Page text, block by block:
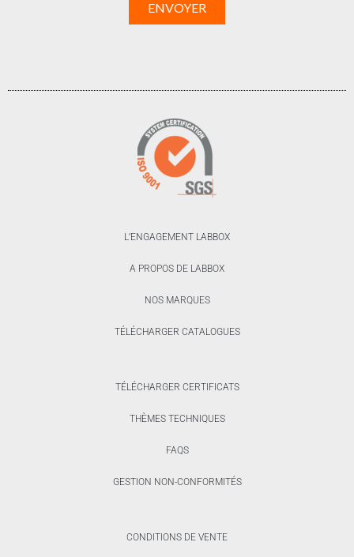
L’ENGAGEMENT LABBOX
A PROPOS DE LABBOX
NOS MARQUES
TÉLÉCHARGER CATALOGUES
TÉLÉCHARGER CERTIFICATS
THÈMES TECHNIQUES
FAQS
GESTION NON-CONFORMITÉS
CONDITIONS DE VENTE